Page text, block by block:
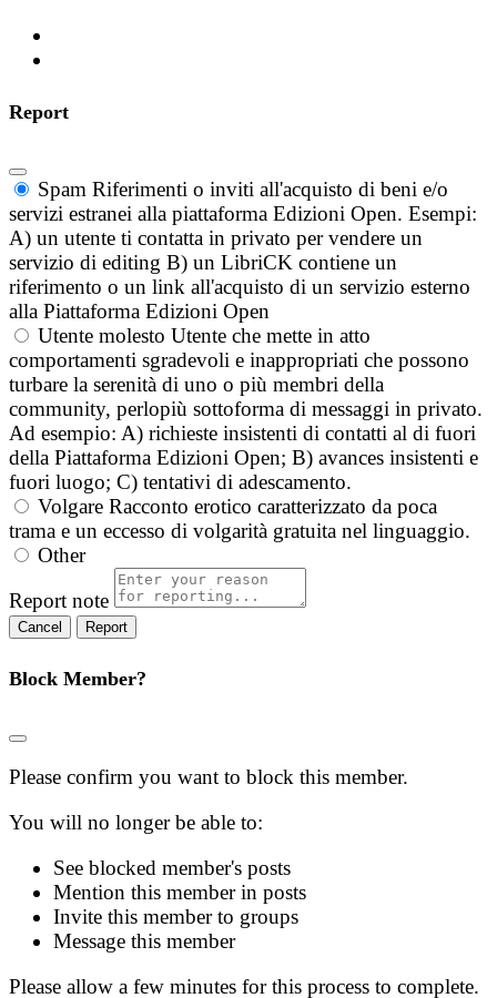
Report
Spam Riferimenti o inviti all'acquisto di beni e/o
servizi estranei alla piattaforma Edizioni Open. Esempi:
A) un utente ti contatta in privato per vendere un
servizio di editing B) un LibriCK contiene un
riferimento o un link all'acquisto di un servizio esterno
alla Piattaforma Edizioni Open
Utente molesto Utente che mette in atto
comportamenti sgradevoli e inappropriati che possono
turbare la serenità di uno o più membri della
community, perlopiù sottoforma di messaggi in privato.
Ad esempio: A) richieste insistenti di contatti al di fuori
della Piattaforma Edizioni Open; B) avances insistenti e
fuori luogo; C) tentativi di adescamento.
Volgare Racconto erotico caratterizzato da poca
trama e un eccesso di volgarità gratuita nel linguaggio.
Other
Report note
Report
Block Member?
Please confirm you want to block this member.
You will no longer be able to:
See blocked member's posts
Mention this member in posts
Invite this member to groups
Message this member
Please allow a few minutes for this process to complete.